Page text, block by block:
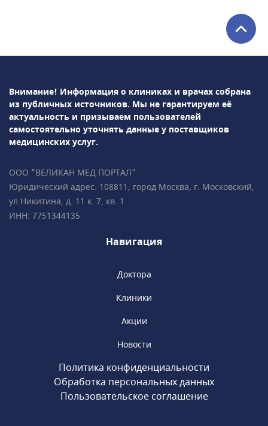
эндокринология и др. Среди используемых в
клинике методов диагностики: УЗИ, рентген,
оформить медицинскую книжку.
Внимание! Информация о клиниках и врачах собрана
из публичных источников. Мы не гарантируем её
актуальность и призываем пользователей
самостоятельно уточнять данные у поставщиков
медицинских услуг.
ООО "ВЕЛИКАН МЕД ПОРТАЛ"
Юридический адрес: 108811, город Москва, г. Московский,
ул Никитина, д. 11 к. 7, кв. 1
ИНН: 7751344135
Навигация
Доктора
Клиники
Акции
Новости
Политика конфиденциальности
Обработка персональных данных
Пользовательское соглашение